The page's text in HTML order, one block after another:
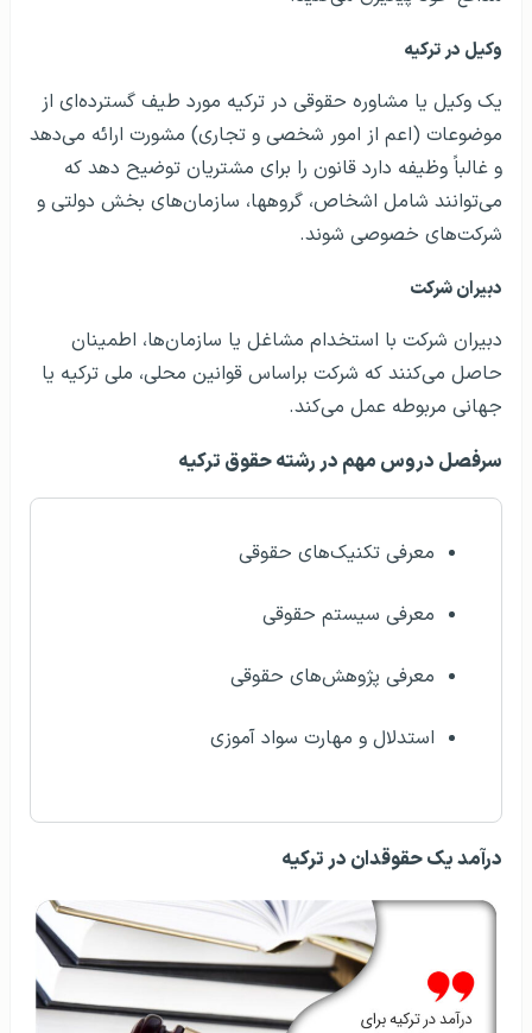
وکیل در ترکیه
یک وکیل یا مشاوره حقوقی در ترکیه مورد طیف گسترده‌ای از
موضوعات (اعم از امور شخصی و تجاری) مشورت ارائه می‌دهد
و غالباً وظیفه دارد قانون را برای مشتریان توضیح دهد که
می‌توانند شامل اشخاص‌، گروهها‌، سازمان‌های بخش دولتی و
شرکت‌های خصوصی شوند.
دبیران شرکت
دبیران شرکت با استخدام مشاغل یا سازمان‌ها‌، اطمینان
حاصل می‌کنند که شرکت براساس قوانین محلی‌، ملی ترکیه یا
جهانی مربوطه عمل می‌کند.
سرفصل دروس مهم در رشته حقوق ترکیه
معرفی تکنیک‌های حقوقی
معرفی سیستم حقوقی
معرفی پژوهش‌های حقوقی
استدلال و مهارت سواد آموزی
درآمد یک حقوقدان در ترکیه